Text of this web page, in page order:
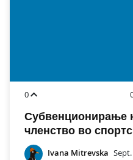
0
Субвенционирање
членство во
Ivana Mitrevska